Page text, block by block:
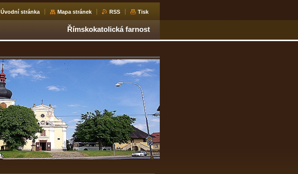
Úvodní stránka Mapa stránek RSS Tisk
Římskokatolická farnost